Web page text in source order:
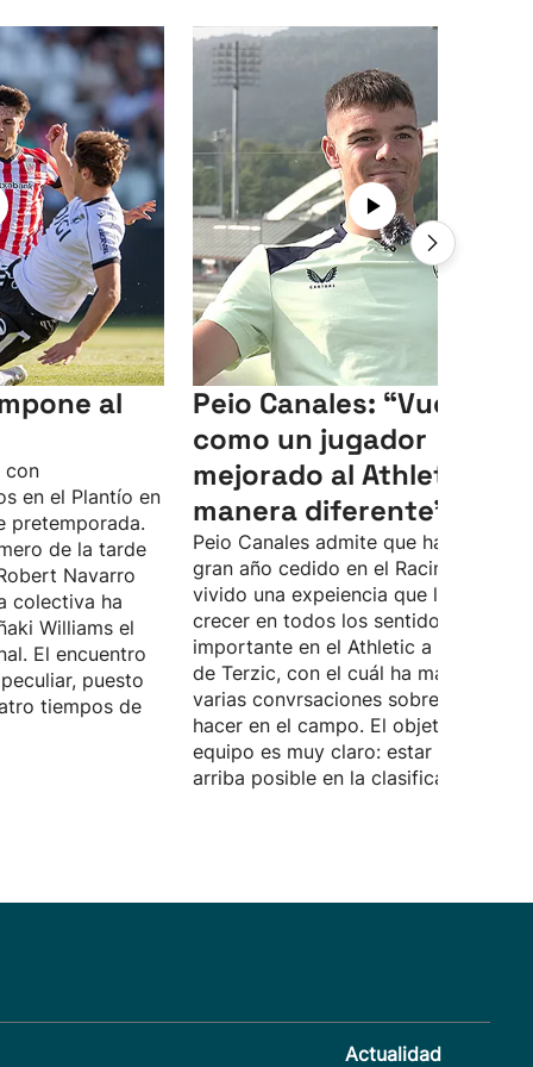
al
con
en el Plantío en
pretemporada.
de la tarde
Navarro
colectiva ha
Williams el
El encuentro
puesto
tiempos de
Peio Canales: “Vuelvo
como un jugador
mejorado al Athletic, de
manera diferente”
Peio Canales admite que ha pasado
gran año cedido en el Racing, donde
vivido una expeiencia que le ha
crecer en todos los sentidos. Quiere
importante en el Athletic a las
de Terzic, con el cuál ha mantenido
varias convrsaciones sobre lo que
hacer en el campo. El objetivo del
equipo es muy claro: estar lo más
arriba posible en la clasificación.
Actualidad